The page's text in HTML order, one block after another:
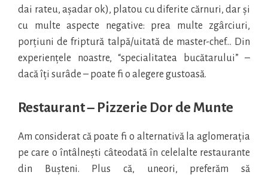
dai rateu, așadar ok), platou cu diferite cărnuri, dar și
cu multe aspecte negative: prea multe zgârciuri,
porțiuni de friptură talpă/uitată de master-chef… Din
experiențele noastre, “specialitatea bucătarului” –
dacă îți surâde – poate fi o alegere gustoasă.
Restaurant – Pizzerie Dor de Munte
Am considerat că poate fi o alternativă la aglomerația
pe care o întâlnești câteodată în celelalte restaurante
din Bușteni. Plus că, uneori, preferăm să